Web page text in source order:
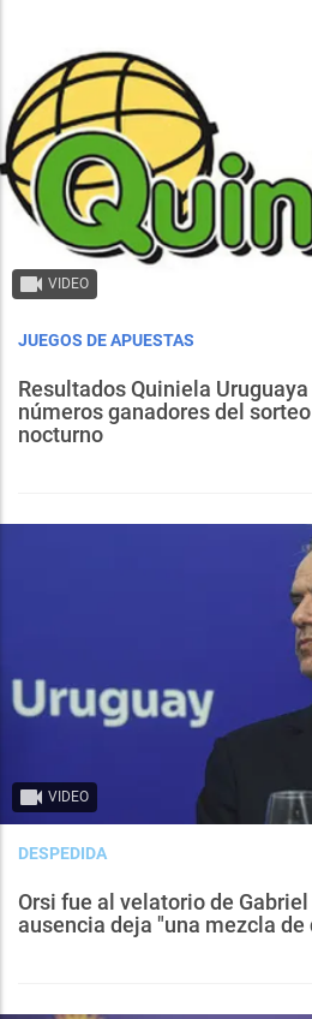
VIDEO
JUEGOS DE APUESTAS
Resultados Quiniela
números ganadores del
nocturno
VIDEO
DESPEDIDA
Orsi fue al velatorio de
ausencia deja "una mezcla